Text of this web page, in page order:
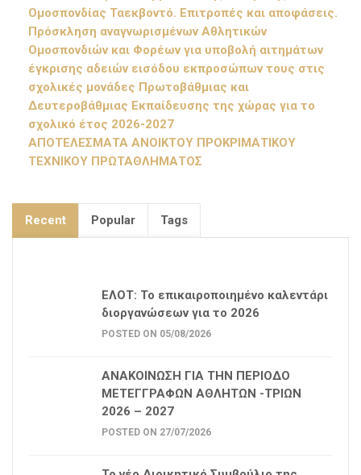
Ομοσπονδίας Ταεκβοντό. Επιτροπές και αποφάσεις.
Πρόσκληση αναγνωρισμένων Αθλητικών
Ομοσπονδιών και Φορέων για υποβολή αιτημάτων
έγκρισης αδειών εισόδου εκπροσώπων τους στις
σχολικές μονάδες Πρωτοβάθμιας και
Δευτεροβάθμιας Εκπαίδευσης της χώρας για το
σχολικό έτος 2026-2027
ΑΠΟΤΕΛΕΣΜΑΤΑ ΑΝΟΙΚΤΟΥ ΠΡΟΚΡΙΜΑΤΙΚΟΥ
ΤΕΧΝΙΚΟΥ ΠΡΩΤΑΘΛΗΜΑΤΟΣ
Recent Popular Tags
ΕΛΟΤ: Το επικαιροποιημένο καλεντάρι
διοργανώσεων για το 2026
POSTED ON 05/08/2026
ΑΝΑΚΟΙΝΩΣΗ ΓΙΑ ΤΗΝ ΠΕΡΙΟΔΟ
ΜΕΤΕΓΓΡΑΦΩΝ ΑΘΛΗΤΩΝ -ΤΡΙΩΝ
2026 – 2027
POSTED ON 27/07/2026